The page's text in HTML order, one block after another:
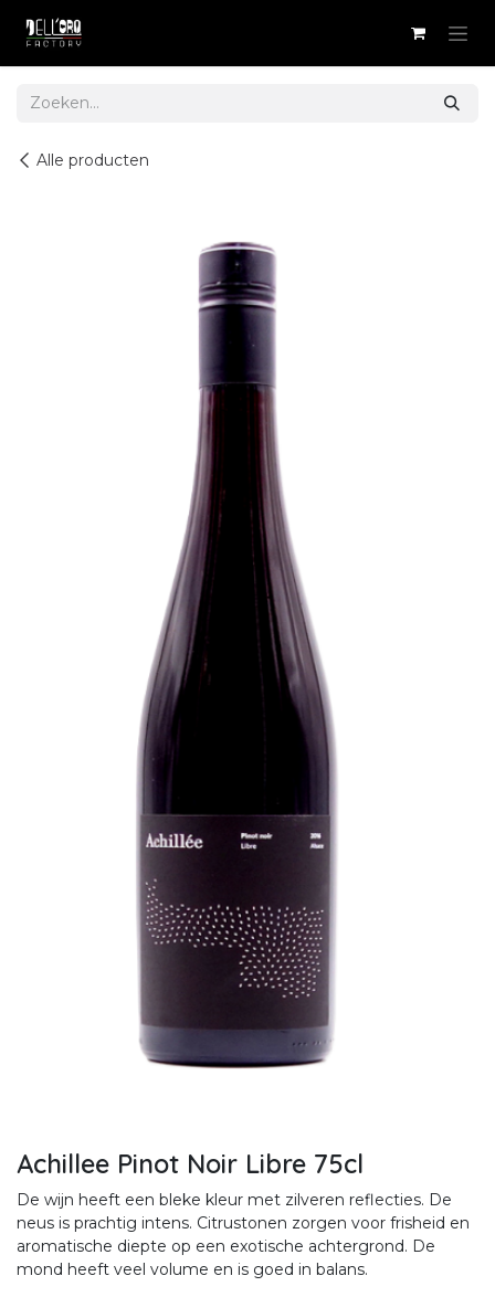
Alle producten
Achillee Pinot Noir Libre 75cl
De wijn heeft een bleke kleur met zilveren reflecties. De
neus is prachtig intens. Citrustonen zorgen voor frisheid en
aromatische diepte op een exotische achtergrond. De
mond heeft veel volume en is goed in balans.